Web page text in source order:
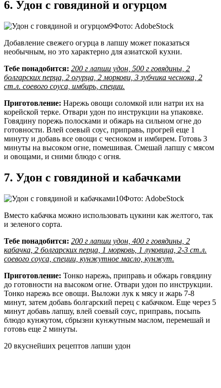
6. Удон с говядиной и огурцом
Фото: AdobeStock
Добавление свежего огурца в лапшу может показаться
необычным, но это характерно для азиатской кухни.
Тебе понадобится: 200 г лапши удон, 500 г говядины, 2
болгарских перца, 2 огурца, 2 моркови, 3 зубчика чеснока, 2
ст.л. соевого соуса, имбирь, специи.
Приготовление: Нарежь овощи соломкой или натри их на
корейской терке. Отвари удон по инструкции на упаковке.
Говядину порежь полосками и обжарь на сильном огне до
готовности. Влей соевый соус, приправь, прогрей еще 1
минуту и добавь все овощи с чесноком и имбирем. Готовь 3
минуты на высоком огне, помешивая. Смешай лапшу с мясом
и овощами, и сними блюдо с огня.
7. Удон с говядиной и кабачками
Фото: AdobeStock
Вместо кабачка можно использовать цукини как желтого, так
и зеленого сорта.
Тебе понадобится: 200 г лапши удон, 400 г говядины, 2
кабачка, 2 болгарских перца, 1 морковь, 1 луковица, 2-3 ст.л.
соевого соуса, специи, кунжутное масло, кунжут.
Приготовление: Тонко нарежь, приправь и обжарь говядину
до готовности на высоком огне. Отвари удон по инструкции.
Тонко нарежь все овощи. Выложи лук к мясу и жарь 7-8
минут, затем добавь болгарский перец с кабачком. Еще через 5
минут добавь лапшу, влей соевый соус, приправь, посыпь
блюдо кунжутом, сбрызни кунжутным маслом, перемешай и
готовь еще 2 минуты.
20 вкуснейших рецептов лапши удон